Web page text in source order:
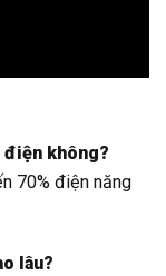
điện không?
70% điện năng
lâu?